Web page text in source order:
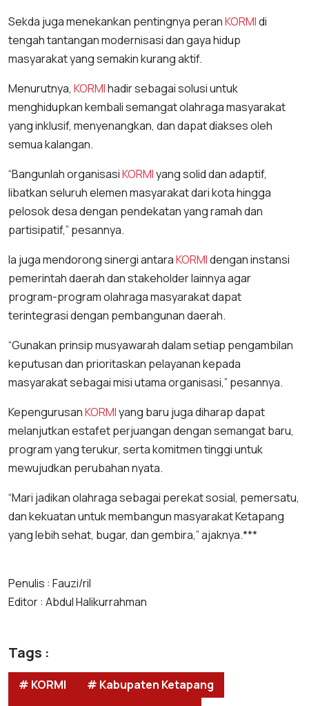
Sekda juga menekankan pentingnya peranKORMIdi
tengah tantangan modernisasi dan gaya hidup
masyarakat yang semakin kurang aktif.
Menurutnya, KORMIhadir sebagai solusi untuk
menghidupkan kembali semangat olahraga masyarakat
yang inklusif, menyenangkan, dan dapat diakses oleh
semua kalangan.
“Bangunlah organisasiKORMIyang solid dan adaptif,
libatkan seluruh elemen masyarakat dari kota hingga
pelosok desa dengan pendekatan yang ramah dan
partisipatif,” pesannya.
Ia juga mendorong sinergi antaraKORMIdengan instansi
pemerintah daerah dan stakeholder lainnya agar
program-program olahraga masyarakat dapat
terintegrasi dengan pembangunan daerah.
“Gunakan prinsip musyawarah dalam setiap pengambilan
keputusan dan prioritaskan pelayanan kepada
masyarakat sebagai misi utama organisasi,” pesannya.
KepengurusanKORMIyang baru juga diharap dapat
melanjutkan estafet perjuangan dengan semangat baru,
program yang terukur, serta komitmen tinggi untuk
mewujudkan perubahan nyata.
“Mari jadikan olahraga sebagai perekat sosial, pemersatu,
dan kekuatan untuk membangun masyarakat Ketapang
yang lebih sehat, bugar, dan gembira,” ajaknya.***
Penulis : Fauzi/ril
Editor : Abdul Halikurrahman
Tags :
# KORMI
# Kabupaten Ketapang